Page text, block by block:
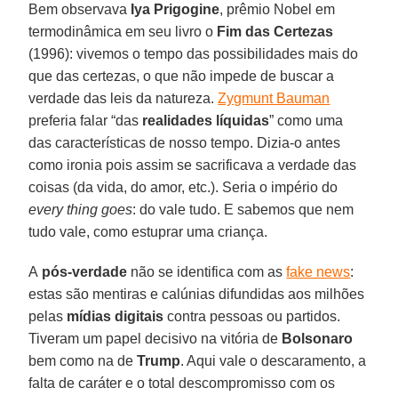
Bem observava Iya Prigogine, prêmio Nobel em
termodinâmica em seu livro o Fim das Certezas
(1996): vivemos o tempo das possibilidades mais do
que das certezas, o que não impede de buscar a
verdade das leis da natureza.Zygmunt Bauman
preferia falar “das realidades líquidas” como uma
das características de nosso tempo. Dizia-o antes
como ironia pois assim se sacrificava a verdade das
coisas (da vida, do amor, etc.). Seria o império do
every thing goes: do vale tudo. E sabemos que nem
tudo vale, como estuprar uma criança.
A pós-verdade não se identifica com asfake news:
estas são mentiras e calúnias difundidas aos milhões
pelas mídias digitais contra pessoas ou partidos.
Tiveram um papel decisivo na vitória de Bolsonaro
bem como na deTrump. Aqui vale o descaramento, a
falta de caráter e o total descompromisso com os